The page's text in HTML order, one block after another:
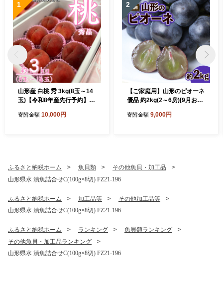
1
山形産 白桃 秀 3kg(8玉～14
玉)【令和8年産先行予約】F
寄附金額 10,000円
2
【ご家庭用】山形のピオーネ
優品 約2kg(2～6房)[9月お届
S23-645 くだもの 果物 フル
寄附金額 9,000円
ふるさと納税ホーム 魚貝類
その他魚貝・加工品
山形県水 漬魚詰合せC(100g×8切) FZ21-196
ふるさと納税ホーム 加工品等
その他加工品等
山形県水 漬魚詰合せC(100g×8切) FZ21-196
ふるさと納税ホーム ランキング
魚貝類ランキング
その他魚貝・加工品ランキング
山形県水 漬魚詰合せC(100g×8切) FZ21-196